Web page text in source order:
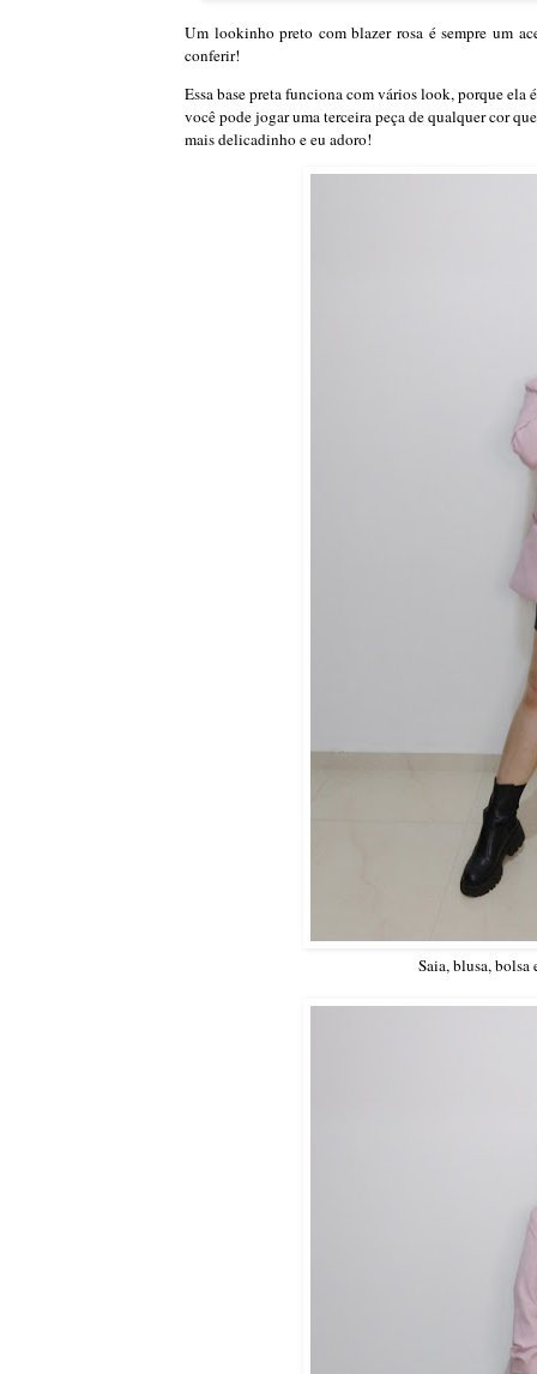
Um lookinho preto com blazer rosa é sempre um
conferir!
Essa base preta funciona com vários look, porque ela
você pode jogar uma terceira peça de qualquer cor
mais delicadinho e eu adoro!
Saia, blusa, bolsa